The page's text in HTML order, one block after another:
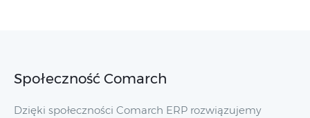
Społeczność Comarch
Dzięki społeczności Comarch ERP rozwiązujemy